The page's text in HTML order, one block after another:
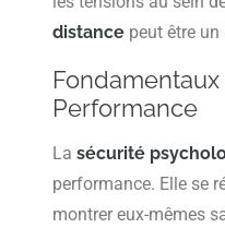
distance peut être
Performance
Lasécurité
performance. Elle se
montrer eux-mêmes